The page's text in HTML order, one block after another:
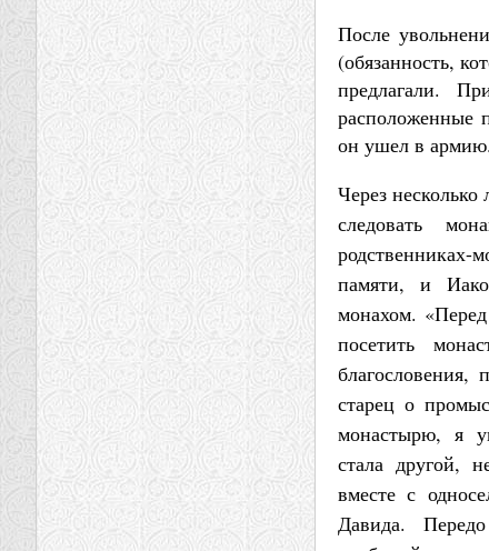
После
(обязанность,
предлагали.
расположенные
он ушел в армию.
Через
следовать
памяти, и
монахом.
посетить
благословения,
старец о
монастырю, я
стала другой,
вместе с
Давида.